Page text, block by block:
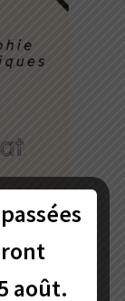
août.